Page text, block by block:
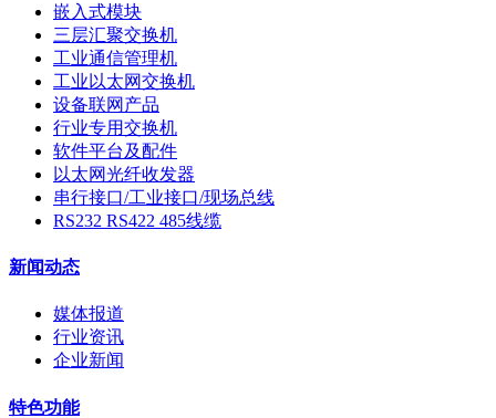
嵌入式模块
三层汇聚交换机
工业通信管理机
工业以太网交换机
设备联网产品
行业专用交换机
软件平台及配件
以太网光纤收发器
串行接口/工业接口/现场总线
RS232 RS422 485线缆
新闻动态
媒体报道
行业资讯
企业新闻
特色功能